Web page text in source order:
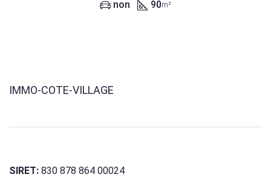
non 90m²
IMMO-COTE-VILLAGE
SIRET: 830 878 864 00024